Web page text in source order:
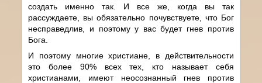
создать именно так. И все же, когда вы так
рассуждаете, вы обязательно почувствуете, что Бог
несправедлив, и поэтому у вас будет гнев против
Бога.
И поэтому многие христиане, в действительности
это более 90% всех тех, кто называет себя
христианами, имеют неосознанный гнев против